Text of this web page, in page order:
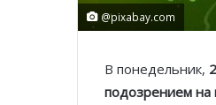
@pixabay.com
В понедельник,
подозрением на